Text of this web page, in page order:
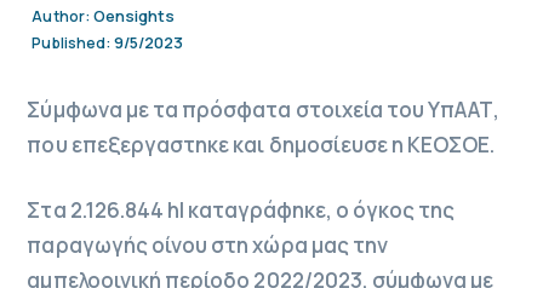
Author: Oensights
Published: 9/5/2023
Σύμφωνα με τα πρόσφατα στοιχεία του ΥπΑΑΤ,
που επεξεργαστηκε και δημοσίευσε η ΚΕΟΣΟΕ.
Στα 2.126.844 hl καταγράφηκε, ο όγκος της
παραγωγής οίνου στη χώρα μας την
αμπελοοινική περίοδο 2022/2023, σύμφωνα με